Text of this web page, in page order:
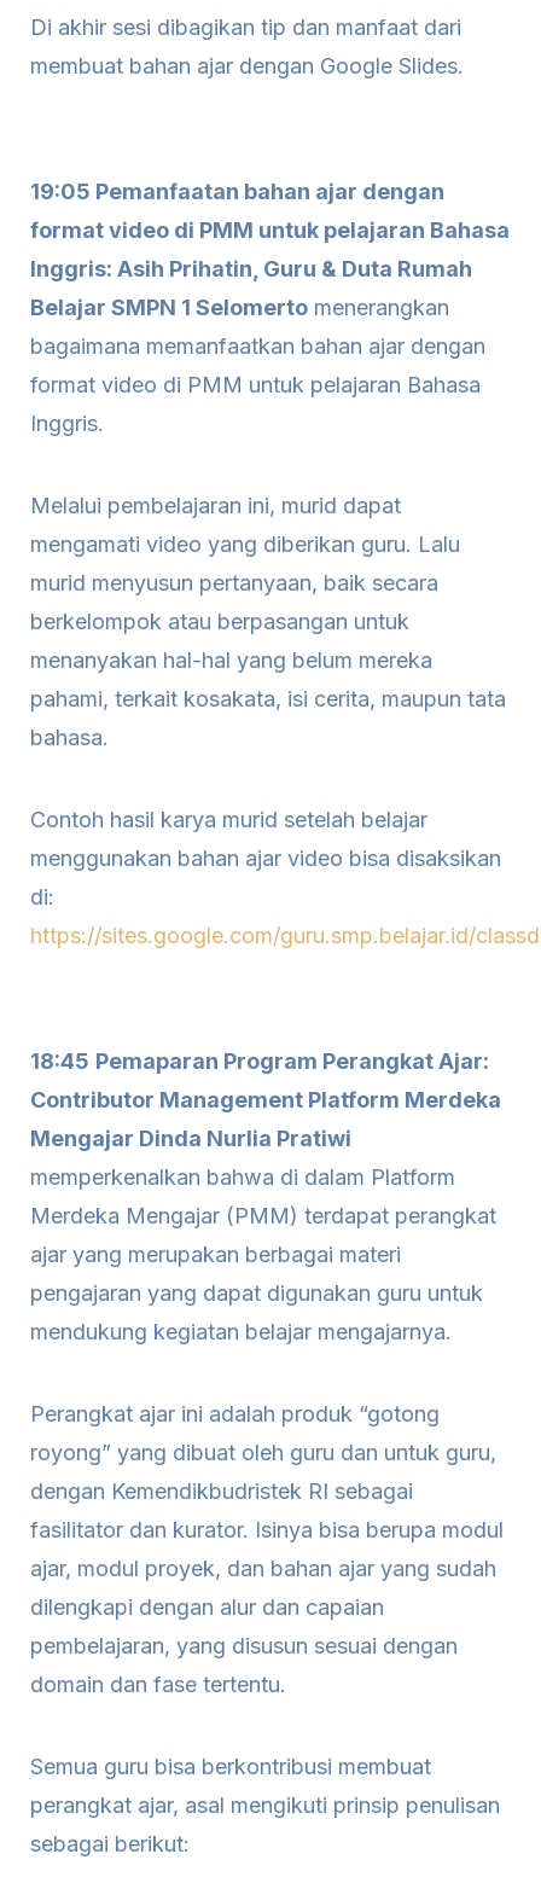
Di akhir sesi dibagikan tip dan manfaat dari
membuat bahan ajar dengan Google Slides.
19:05 Pemanfaatan bahan ajar dengan
format video di PMM untuk pelajaran Bahasa
Inggris: Asih Prihatin, Guru & Duta Rumah
Belajar SMPN 1 Selomerto menerangkan
bagaimana memanfaatkan bahan ajar dengan
format video di PMM untuk pelajaran Bahasa
Inggris.
Melalui pembelajaran ini, murid dapat
mengamati video yang diberikan guru. Lalu
murid menyusun pertanyaan, baik secara
berkelompok atau berpasangan untuk
menanyakan hal-hal yang belum mereka
pahami, terkait kosakata, isi cerita, maupun tata
bahasa.
Contoh hasil karya murid setelah belajar
menggunakan bahan ajar video bisa disaksikan
di:
https://sites.google.com/guru.smp.belajar.id/
18:45 Pemaparan Program Perangkat Ajar:
Contributor Management Platform Merdeka
Mengajar Dinda Nurlia Pratiwi
memperkenalkan bahwa di dalam Platform
Merdeka Mengajar (PMM) terdapat perangkat
ajar yang merupakan berbagai materi
pengajaran yang dapat digunakan guru untuk
mendukung kegiatan belajar mengajarnya.
Perangkat ajar ini adalah produk “gotong
royong” yang dibuat oleh guru dan untuk guru,
dengan Kemendikbudristek RI sebagai
fasilitator dan kurator. Isinya bisa berupa modul
ajar, modul proyek, dan bahan ajar yang sudah
dilengkapi dengan alur dan capaian
pembelajaran, yang disusun sesuai dengan
domain dan fase tertentu.
Semua guru bisa berkontribusi membuat
perangkat ajar, asal mengikuti prinsip penulisan
sebagai berikut: